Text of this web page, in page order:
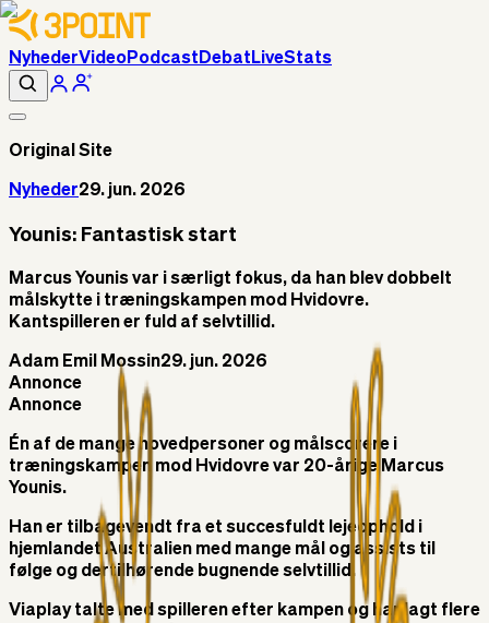
NyhederVideoPodcast Debat LiveStats
Original Site
Nyheder29. jun. 2026
Younis: Fantastisk start
Marcus Younis var i særligt fokus, da han blev dobbelt
målskytte i træningskampen mod Hvidovre.
Kantspilleren er fuld af selvtillid.
Adam Emil Mossin29. jun. 2026
Annonce
Annonce
Én af de mange hovedpersoner og målscorere i
træningskampen mod Hvidovre var 20-årige Marcus
Younis.
Han er tilbagevendt fra et succesfuldt lejeophold i
hjemlandet Australien med mange mål og assists til
følge og dertilhørende bugnende selvtillid.
Viaplay talte med spilleren efter kampen og har lagt flere